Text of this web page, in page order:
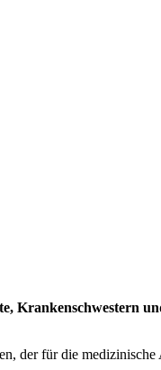
Krankenschwestern
der für die